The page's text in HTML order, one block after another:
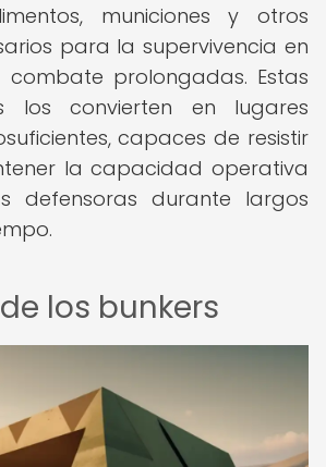
municiones y otros
para la supervivencia en
combate prolongadas. Estas
los convierten en lugares
capaces de resistir
la capacidad operativa
defensoras durante largos
los bunkers